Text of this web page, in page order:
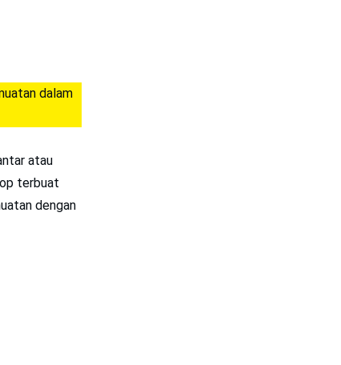
dalam
atau
terbuat
dengan